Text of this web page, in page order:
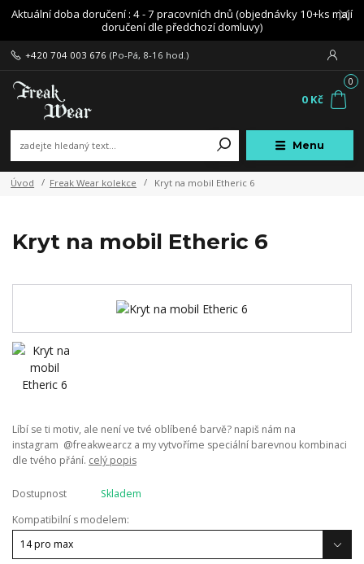
Aktuální doba doručení : 4 - 7 pracovních dnů (objednávky 10+ks mají
doručení dle předchozí domluvy)
Menu
+420 704 003 676 (Po-Pá, 8-16 hod.)
0
0 Kč
Úvod Freak Wear kolekce Kryt na mobil Etheric 6
Kryt na mobil Etheric 6
Líbí se ti motiv, ale není ve tvé oblíbené barvě? napiš nám na
instagram @freakwearcz a my vytvoříme speciální barevnou kombinaci
dle tvého přání. celý popis
Dostupnost
Skladem
Kompatibilní s modelem: